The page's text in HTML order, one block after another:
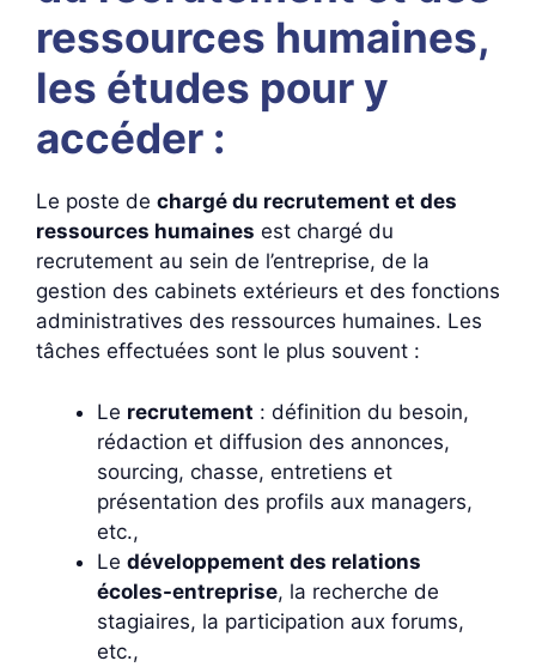
ressources humaines,
les études pour y
accéder :
Le poste de chargé du recrutement et des
ressources humaines est chargé du
recrutement au sein de l’entreprise, de la
gestion des cabinets extérieurs et des fonctions
administratives des ressources humaines. Les
tâches effectuées sont le plus souvent :
Le recrutement : définition du besoin,
rédaction et diffusion des annonces,
sourcing, chasse, entretiens et
présentation des profils aux managers,
etc.,
Le développement des relations
écoles-entreprise, la recherche de
stagiaires, la participation aux forums,
etc.,